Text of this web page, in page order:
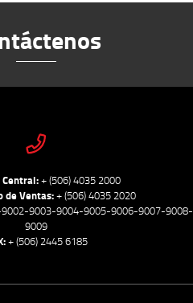
+ (506) 4035 2000
de Ventas:+ (506) 4035 2020
9003-9004-9005-9006-9007-9008-
9009
+ (506) 2445 6185